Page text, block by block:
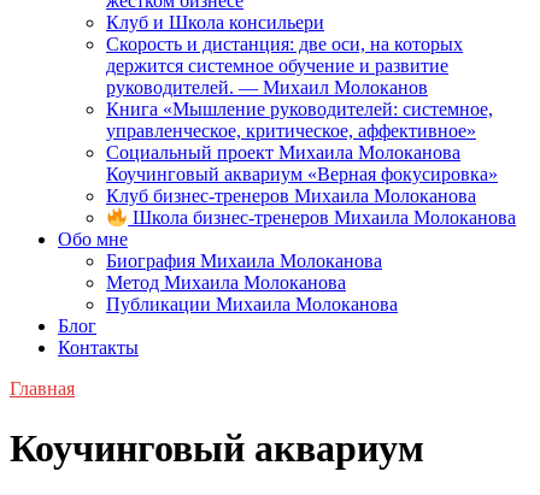
Клуб и Школа консильери
Скорость и дистанция: две оси, на которых
держится системное обучение и развитие
руководителей. — Михаил Молоканов
Книга «Мышление руководителей: системное,
управленческое, критическое, аффективное»
Социальный проект Михаила Молоканова
Коучинговый аквариум «Верная фокусировка»
Клуб бизнес-тренеров Михаила Молоканова
Школа бизнес-тренеров Михаила Молоканова
Обо мне
Биография Михаила Молоканова
Метод Михаила Молоканова
Публикации Михаила Молоканова
Блог
Контакты
Главная
Коучинговый аквариум